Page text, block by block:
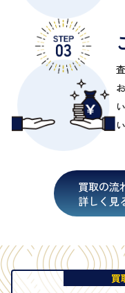
買取の流
詳しく見
買